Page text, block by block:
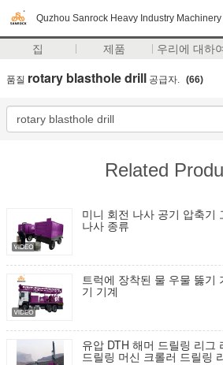
Quzhou Sanrock Heavy Industry Machinery
집 제품 우리에 대하
품질 rotary blasthole drill 공급자. (66)
Related
미니 회전 나사 공기 압축기
나사 종류
트럭에 장착된 물 우물 뚫기
기 기계
유압 DTH 해머 드릴링 리그
드릴링 머신 크롤러 드릴링